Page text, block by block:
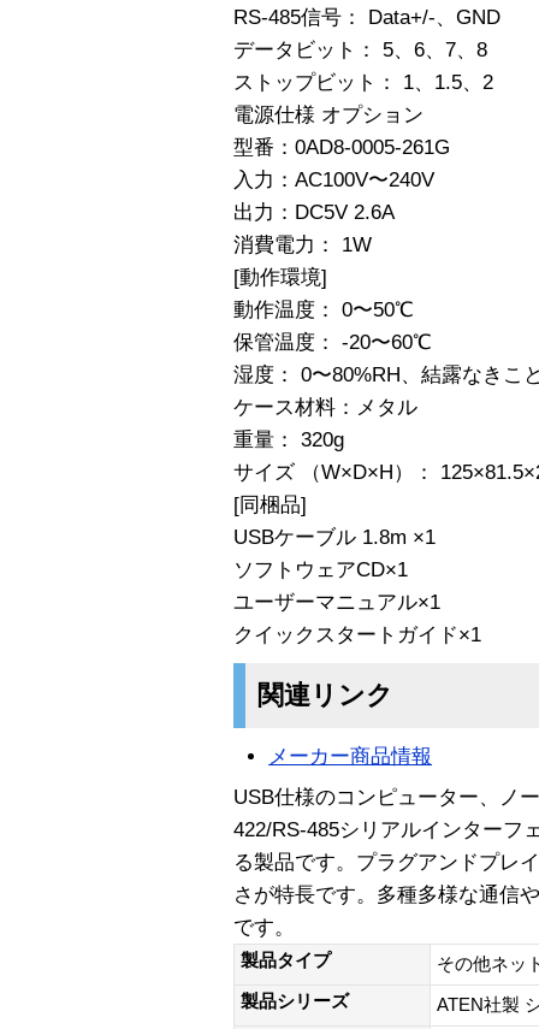
RS-485信号： Data+/-、GND
データビット： 5、6、7、8
ストップビット： 1、1.5、2
電源仕様 オプション
型番：0AD8-0005-261G
入力：AC100V〜240V
出力：DC5V 2.6A
消費電力： 1W
[動作環境]
動作温度： 0〜50℃
保管温度： -20〜60℃
湿度： 0〜80%RH、結露なきこ
ケース材料：メタル
重量： 320g
サイズ （W×D×H）：
[同梱品]
USBケーブル 1.8m ×1
ソフトウェアCD×1
ユーザーマニュアル×1
クイックスタートガイド×1
関連リンク
メーカー商品情報
USB仕様のコンピューター、ノ
422/RS-485シリアルインターフ
る製品です。プラグアンドプレ
さが特長です。多種多様な通信
です。
製品タイプ
その他ネッ
製品シリーズ
ATEN社製